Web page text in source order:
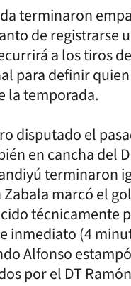
terminaron
de registrarse
a los tiros
para definir quien
la temporada.
disputado el
en cancha del
terminaron
marcó el
técnicamente
inmediato (4
Alfonso
por el DT Ramón